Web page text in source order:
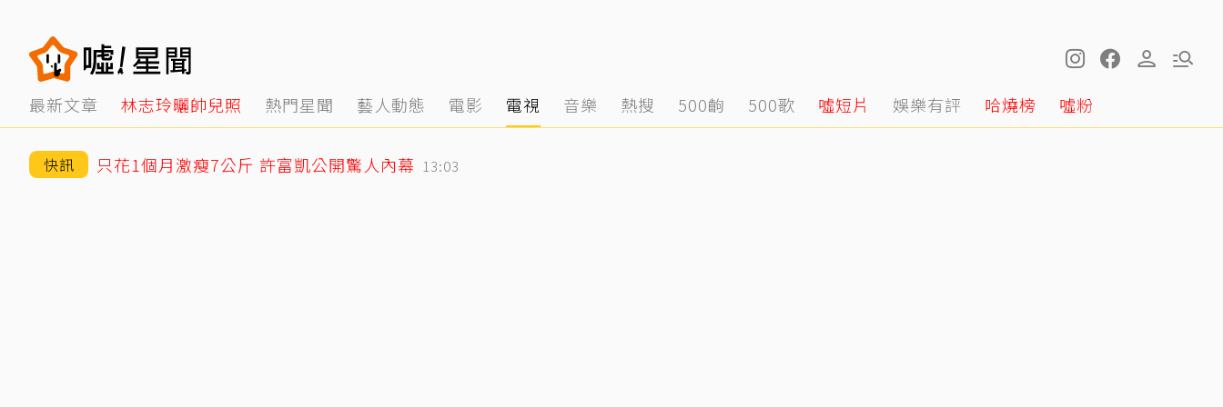
最新文章 林志玲曬帥兒照 熱門星聞 藝人動態 電影 電視 音樂 熱搜 500齣 500歌 噓短片 娛樂有評 哈燒榜 噓粉
快訊 只花1個月激瘦7公斤 許富凱公開驚人內幕 13:03